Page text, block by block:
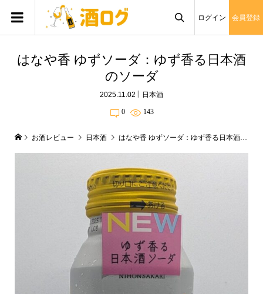

ログイン 会員登録
はなや香 ゆずソーダ：ゆず香る日本酒
のソーダ
2025.11.02 日本酒
0 143
お酒レビュー 日本酒 はなや香 ゆずソーダ：ゆず香る日本酒のソーダ